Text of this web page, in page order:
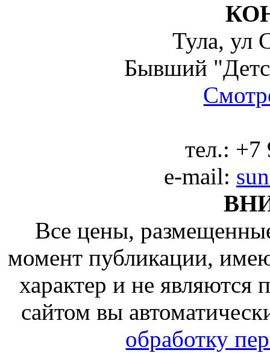
Тула, ул
Бывший
тел.: +7
e-mail:
Все цены,
момент публикации,
характер и не
сайтом вы
обработку